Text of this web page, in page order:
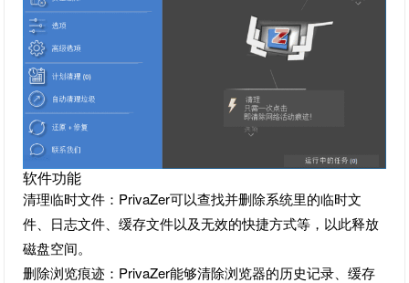
软件功能
清理临时文件：PrivaZer可以查找并删除系统里的临时文
件、日志文件、缓存文件以及无效的快捷方式等，以此释放
磁盘空间。
删除浏览痕迹：PrivaZer能够清除浏览器的历史记录、缓存